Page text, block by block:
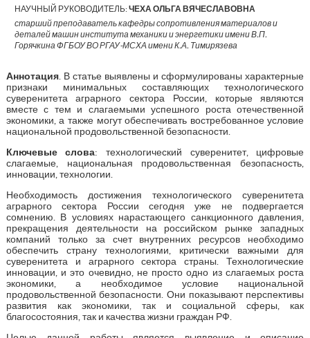
НАУЧНЫЙ РУКОВОДИТЕЛЬ:ЧЕХА ОЛЬГА ВЯЧЕСЛАВОВНА
старший преподаватель кафедры сопротивления материалов и
деталей машин института механики и энергетики имени В.П.
Горячкина ФГБОУ ВО РГАУ-МСХА имени К.А. Тимирязева
Аннотация. В статье выявлены и сформулированы характерные
признаки минимальных составляющих технологического
суверенитета аграрного сектора России, которые являются
вместе с тем и слагаемыми успешного роста отечественной
экономики, а также могут обеспечивать востребованное условие
национальной продовольственной безопасности.
Ключевые слова: технологический суверенитет, цифровые
слагаемые, национальная продовольственная безопасность,
инновации, технологии.
Необходимость достижения технологического суверенитета
аграрного сектора России сегодня уже не подвергается
сомнению. В условиях нарастающего санкционного давления,
прекращения деятельности на российском рынке западных
компаний только за счет внутренних ресурсов необходимо
обеспечить страну технологиями, критически важными для
суверенитета и аграрного сектора страны. Технологические
инновации, и это очевидно, не просто одно из слагаемых роста
экономики, а необходимое условие национальной
продовольственной безопасности. Они показывают перспективы
развития как экономики, так и социальной сферы, как
благосостояния, так и качества жизни граждан РФ.